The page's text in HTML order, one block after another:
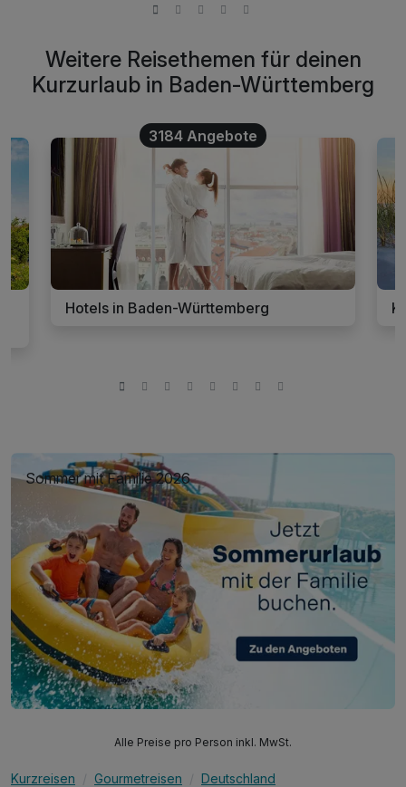
Weitere Reisethemen für deinen
Kurzurlaub in Baden-Württemberg
3184 Angebote
Hotels in Baden-Württemberg
Sommer mit Familie 2026
Alle Preise pro Person inkl. MwSt.
Kurzreisen Gourmetreisen
Deutschland